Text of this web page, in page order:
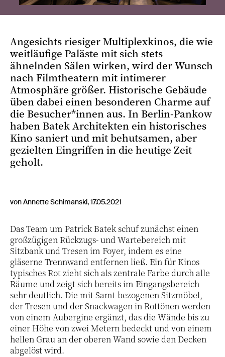
Angesichts riesiger Multiplexkinos, die wie
weitläufige Paläste mit sich stets
ähnelnden Sälen wirken, wird der Wunsch
nach Filmtheatern mit intimerer
Atmosphäre größer. Historische Gebäude
üben dabei einen besonderen Charme auf
die Besucher*innen aus. In Berlin-Pankow
haben Batek Architekten ein historisches
Kino saniert und mit behutsamen, aber
gezielten Eingriffen in die heutige Zeit
geholt.
von Annette Schimanski, 17.05.2021
Das Team um Patrick Batek schuf zunächst einen
großzügigen Rückzugs- und Wartebereich mit
Sitzbank und Tresen im Foyer, indem es eine
gläserne Trennwand entfernen ließ. Ein für Kinos
typisches Rot zieht sich als zentrale Farbe durch alle
Räume und zeigt sich bereits im Eingangsbereich
sehr deutlich. Die mit Samt bezogenen Sitzmöbel,
der Tresen und der Snackwagen in Rottönen werden
von einem Aubergine ergänzt, das die Wände bis zu
einer Höhe von zwei Metern bedeckt und von einem
hellen Grau an der oberen Wand sowie den Decken
abgelöst wird.